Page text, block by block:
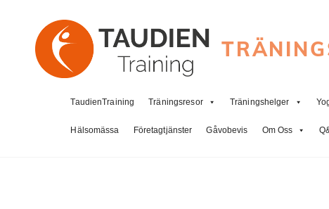
TaudienTraining Träningsresor Träningshelger
Hälsomässa Företagtjänster Gåvobevis Om Oss